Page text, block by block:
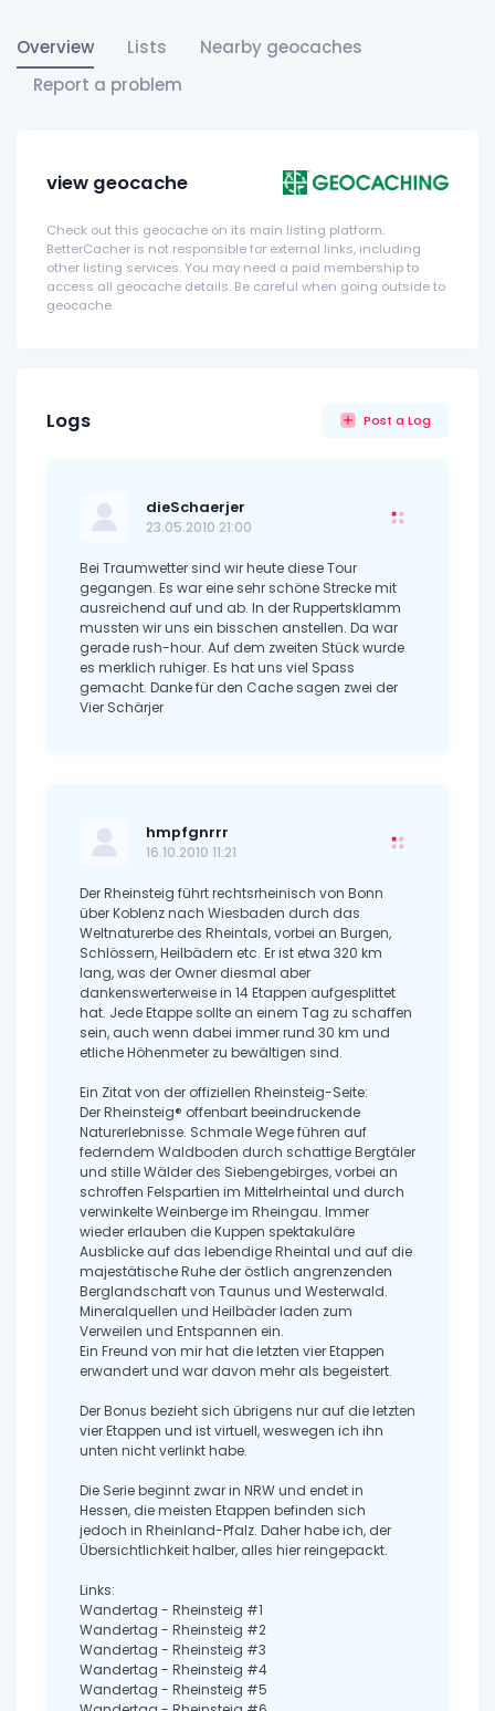
Overview Lists
Nearby geocaches
Report a problem
view geocache
Check out this geocache on its main listing platform.
BetterCacher is not responsible for external links, including
other listing services. You may need a paid membership to
access all geocache details. Be careful when going outside to
geocache.
Logs Post a Log
dieSchaerjer
23.05.2010 21:00
Bei Traumwetter sind wir heute diese Tour
gegangen. Es war eine sehr schöne Strecke mit
ausreichend auf und ab. In der Ruppertsklamm
mussten wir uns ein bisschen anstellen. Da war
gerade rush-hour. Auf dem zweiten Stück wurde
es merklich ruhiger. Es hat uns viel Spass
gemacht. Danke für den Cache sagen zwei der
Vier Schärjer
hmpfgnrrr
16.10.2010 11:21
Der Rheinsteig führt rechtsrheinisch von Bonn
über Koblenz nach Wiesbaden durch das
Weltnaturerbe des Rheintals, vorbei an Burgen,
Schlössern, Heilbädern etc. Er ist etwa 320 km
lang, was der Owner diesmal aber
dankenswerterweise in 14 Etappen aufgesplittet
hat. Jede Etappe sollte an einem Tag zu schaffen
sein, auch wenn dabei immer rund 30 km und
etliche Höhenmeter zu bewältigen sind.
Ein Zitat von der offiziellen Rheinsteig-Seite:
Der Rheinsteig® offenbart beeindruckende
Naturerlebnisse. Schmale Wege führen auf
federndem Waldboden durch schattige Bergtäler
und stille Wälder des Siebengebirges, vorbei an
schroffen Felspartien im Mittelrheintal und durch
verwinkelte Weinberge im Rheingau. Immer
wieder erlauben die Kuppen spektakuläre
Ausblicke auf das lebendige Rheintal und auf die
majestätische Ruhe der östlich angrenzenden
Berglandschaft von Taunus und Westerwald.
Mineralquellen und Heilbäder laden zum
Verweilen und Entspannen ein.
Ein Freund von mir hat die letzten vier Etappen
erwandert und war davon mehr als begeistert.
Der Bonus bezieht sich übrigens nur auf die letzten
vier Etappen und ist virtuell, weswegen ich ihn
unten nicht verlinkt habe.
Die Serie beginnt zwar in NRW und endet in
Hessen, die meisten Etappen befinden sich
jedoch in Rheinland-Pfalz. Daher habe ich, der
Übersichtlichkeit halber, alles hier reingepackt.
Links:
Wandertag - Rheinsteig #1
Wandertag - Rheinsteig #2
Wandertag - Rheinsteig #3
Wandertag - Rheinsteig #4
Wandertag - Rheinsteig #5